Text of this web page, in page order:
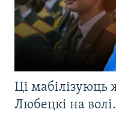
Ці мабілізуюць
Любецкі на